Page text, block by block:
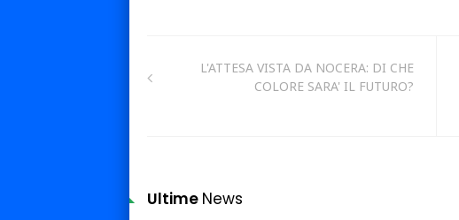
L'ATTESA VISTA DA NOCERA: DI CHE
COLORE SARA' IL FUTURO?
Ultime News